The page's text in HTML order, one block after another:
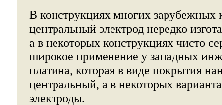
В конструкциях многих зарубежных
центральный электрод нередко
а в некоторых конструкциях чисто
широкое применение у западных
платина, которая в виде покрытия
центральный, а в некоторых
электроды.